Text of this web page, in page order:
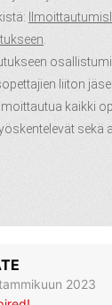
.
liiton
kaikki
sekä
2023